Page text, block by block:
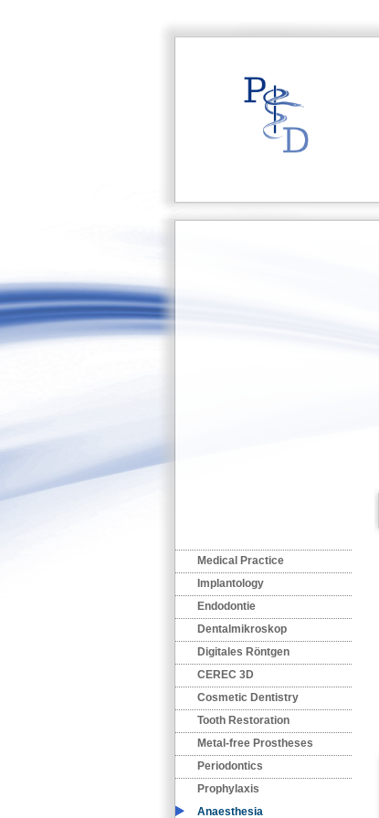
Medical Practice
Implantology
Endodontie
Dentalmikroskop
Digitales Röntgen
CEREC 3D
Cosmetic Dentistry
Tooth Restoration
Metal-free Prostheses
Periodontics
Prophylaxis
Anaesthesia